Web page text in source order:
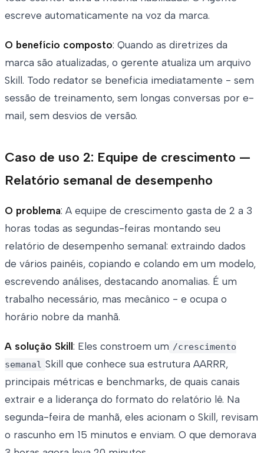
escreve automaticamente na voz da marca.
O benefício composto: Quando as diretrizes da
marca são atualizadas, o gerente atualiza um arquivo
Skill. Todo redator se beneficia imediatamente - sem
sessão de treinamento, sem longas conversas por e-
mail, sem desvios de versão.
Caso de uso 2: Equipe de crescimento —
Relatório semanal de desempenho
O problema: A equipe de crescimento gasta de 2 a 3
horas todas as segundas-feiras montando seu
relatório de desempenho semanal: extraindo dados
de vários painéis, copiando e colando em um modelo,
escrevendo análises, destacando anomalias. É um
trabalho necessário, mas mecânico - e ocupa o
horário nobre da manhã.
A solução Skill: Eles constroem um /crescimento
semanal Skill que conhece sua estrutura AARRR,
principais métricas e benchmarks, de quais canais
extrair e a liderança do formato do relatório lê. Na
segunda-feira de manhã, eles acionam o Skill, revisam
o rascunho em 15 minutos e enviam. O que demorava